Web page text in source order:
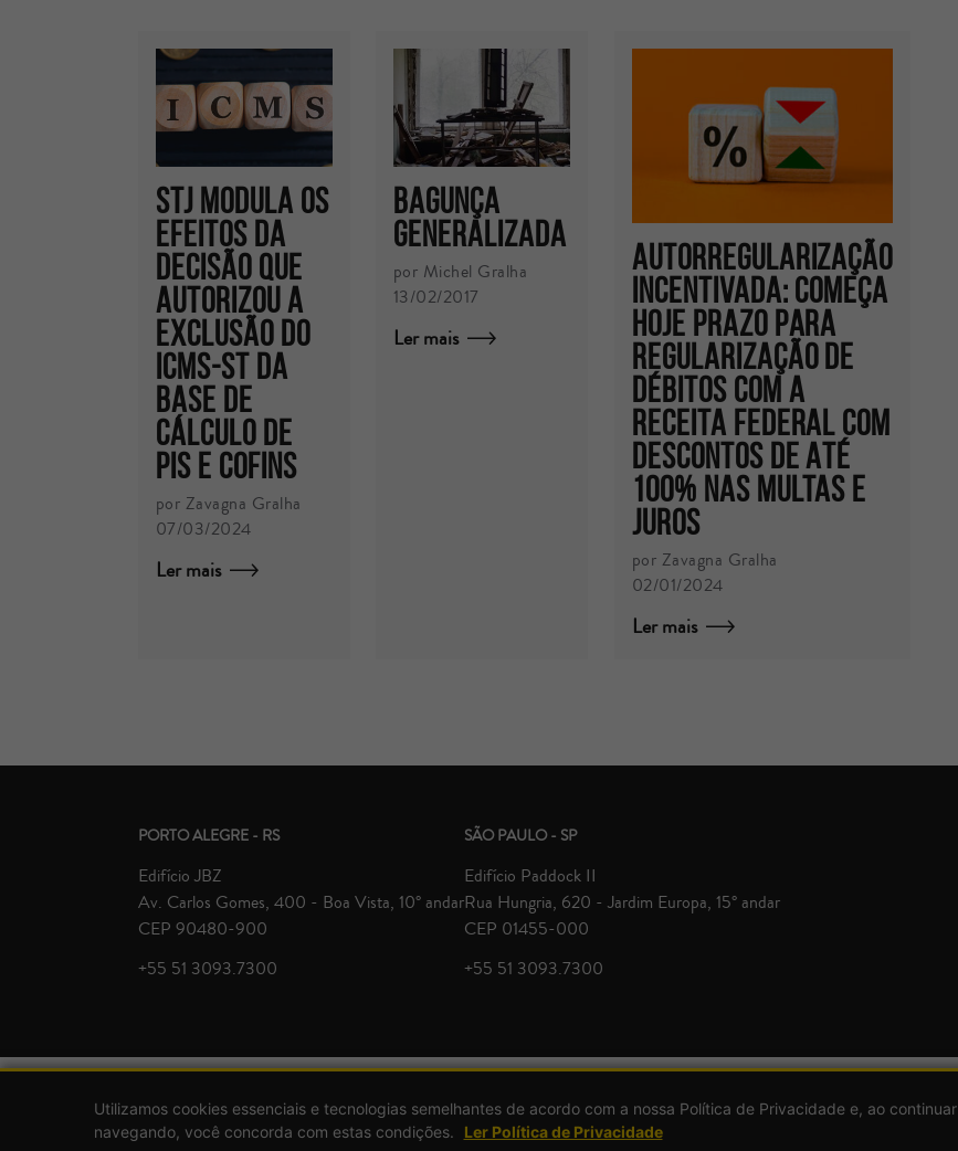
STJ MODULA OS
EFEITOS DA
DECISÃO QUE
AUTORIZOU A
EXCLUSÃO DO
ICMS-ST DA
BASE DE
CÁLCULO DE
PIS E COFINS
por Zavagna Gralha
07/03/2024
Ler mais
Bagunça
generalizada
por Michel Gralha
13/02/2017
Ler mais
AUTORREGULARIZAÇÃO
INCENTIVADA: COMEÇA
HOJE PRAZO PARA
REGULARIZAÇÃO DE
DÉBITOS COM A
RECEITA FEDERAL COM
DESCONTOS DE ATÉ
100% NAS MULTAS E
JUROS
por Zavagna Gralha
02/01/2024
Ler mais
PORTO ALEGRE - RS
Edifício JBZ
Av. Carlos Gomes, 400 - Boa Vista, 10° andar
CEP 90480-900
+55 51 3093.7300
SÃO PAULO - SP
Edifício Paddock II
Rua Hungria, 620 - Jardim Europa, 15° andar
CEP 01455-000
+55 51 3093.7300
Utilizamos cookies essenciais e tecnologias semelhantes de acordo com a nossa Política de Privacidade e, ao continuar
navegando, você concorda com estas condições.
Ler Política de Privacidade